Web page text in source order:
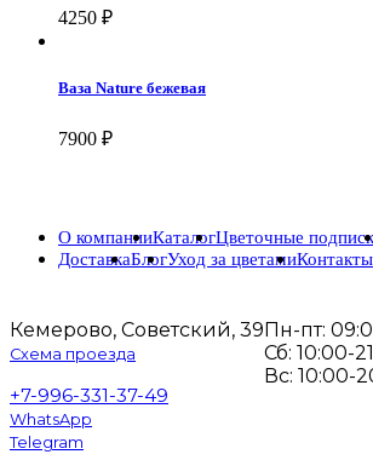
4250 ₽
Ваза Nature бежевая
7900 ₽
Кемерово, Советский, 39
Схема проезда
+7-996-331-37-49
WhatsApp
Telegram
Пн-пт:
Сб: 10:00-
Вс: 10:00-
О компанииКаталогЦветочные
ДоставкаБлогУход за цветамиКонтакты